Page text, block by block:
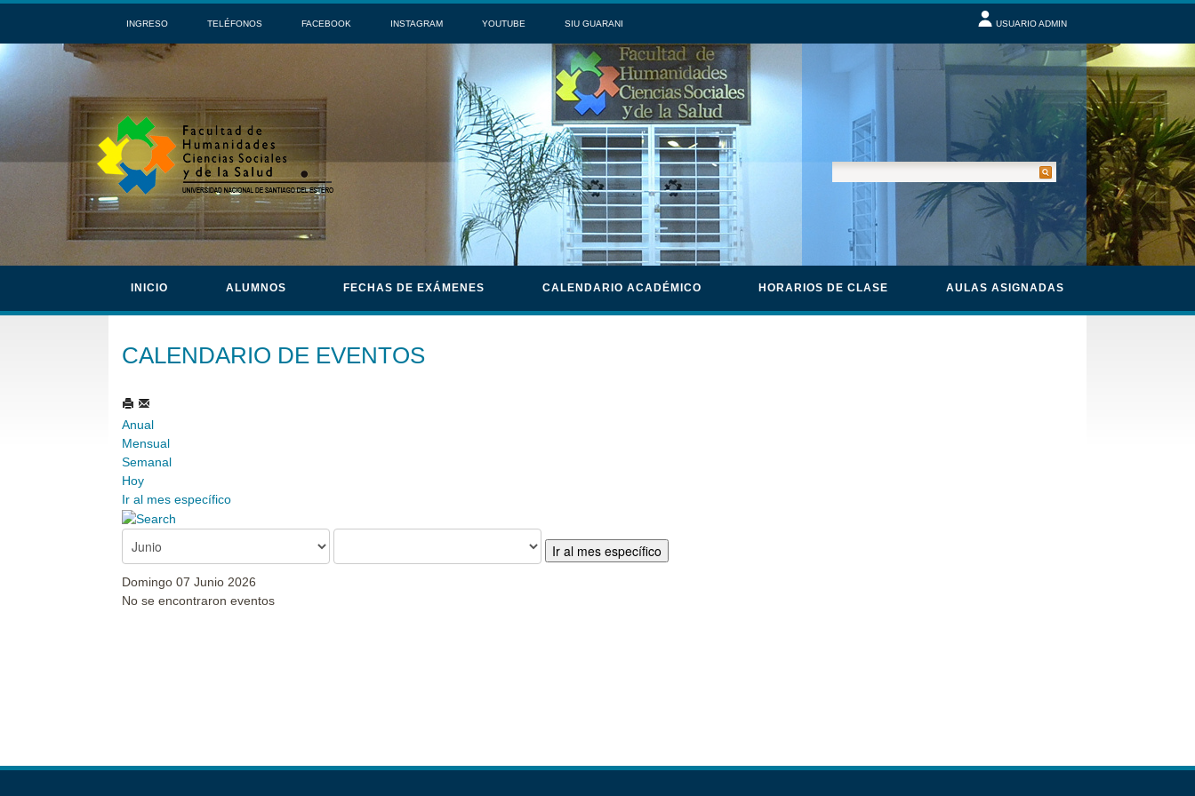
INGRESO TELÉFONOS FACEBOOK INSTAGRAM YOUTUBE SIU GUARANI USUARIO ADMIN
INICIO ALUMNOS FECHAS DE EXÁMENES CALENDARIO ACADÉMICO HORARIOS DE CLASE AULAS ASIGNADAS
CALENDARIO DE EVENTOS
Anual
Mensual
Semanal
Hoy
Ir al mes específico
Ir al mes específico
Domingo 07 Junio 2026
No se encontraron eventos